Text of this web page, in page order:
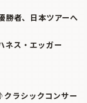
勝者、日本ツアーへ
ネス・エッガー
ラシックコンサー